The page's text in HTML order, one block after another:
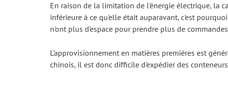
En raison de la limitation de l'énergie électrique, la
inférieure à ce qu'elle était auparavant, c'est
n'ont plus d'espace pour prendre plus de
L'approvisionnement en matières premières est
chinois, il est donc difficile d'expédier des